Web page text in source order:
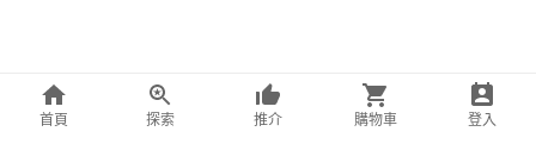
首頁 探索 推介 購物車 登入